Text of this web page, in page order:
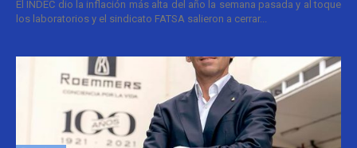
El INDEC dio la inflación más alta del año la semana pasada y al toque
los laboratorios y el sindicato FATSA salieron a cerrar...